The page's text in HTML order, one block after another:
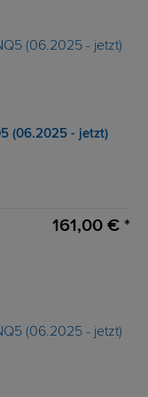
(06.2025 - jetzt)
161,00 € *